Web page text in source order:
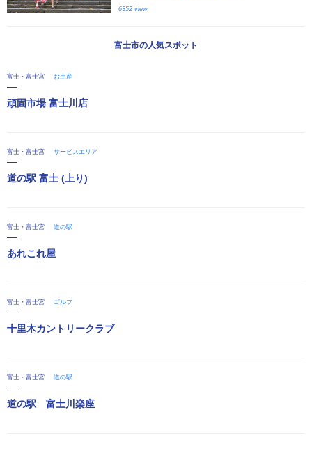
6352 view
富士市の人気スポット
富士・富士宮 お土産
頑固市場 富士川店
富士・富士宮 サービスエリア
道の駅 富士 (上り)
富士・富士宮 道の駅
あれこれ屋
富士・富士宮 ゴルフ
十里木カントリークラブ
富士・富士宮 道の駅
道の駅 富士川楽座